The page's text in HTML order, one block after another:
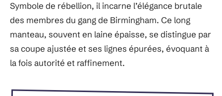
Symbole de rébellion, il incarne l’élégance brutale
des membres du gang de Birmingham. Ce long
manteau, souvent en laine épaisse, se distingue par
sa coupe ajustée et ses lignes épurées, évoquant à
la fois autorité et raffinement.